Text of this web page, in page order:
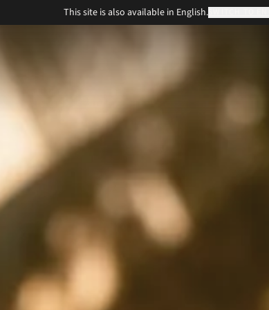
This site is also available in English.